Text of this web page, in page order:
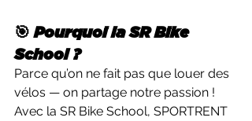
🎯 Pourquoi la SR Bike
School ?
Parce qu’on ne fait pas que louer des
vélos — on partage notre passion !
Avec la SR Bike School, SPORTRENT